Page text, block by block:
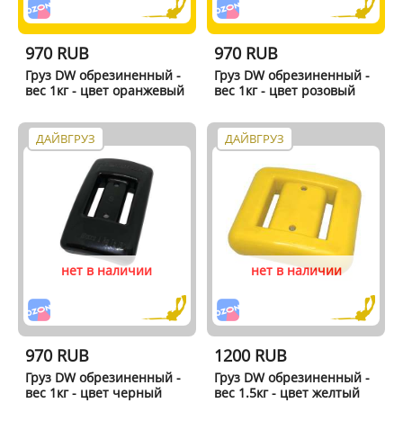
970 RUB
Груз DW обрезиненный -
вес 1кг - цвет оранжевый
970 RUB
Груз DW обрезиненный -
вес 1кг - цвет розовый
ДАЙВГРУЗ
нет в наличии
970 RUB
Груз DW обрезиненный -
вес 1кг - цвет черный
ДАЙВГРУЗ
нет в наличии
1200 RUB
Груз DW обрезиненный -
вес 1.5кг - цвет желтый